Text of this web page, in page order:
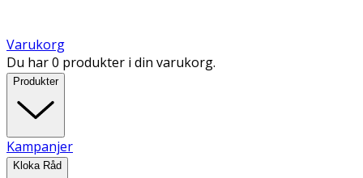
Varukorg
Du har 0 produkter i din varukorg.
Produkter
Kampanjer
Kloka Råd